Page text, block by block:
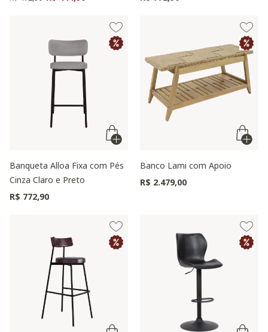
Banqueta Alloa Fixa com Pés
Cinza Claro e Preto
R$ 772,90
Banco Lami com Apoio
R$ 2.479,00